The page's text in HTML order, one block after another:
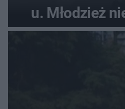
u. Młodzież